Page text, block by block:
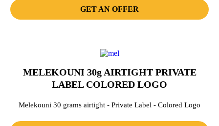
GET AN OFFER
MELEKOUNI 30g AIRTIGHT PRIVATE
LABEL COLORED LOGO
Melekouni 30 grams airtight - Private Label - Colored Logo